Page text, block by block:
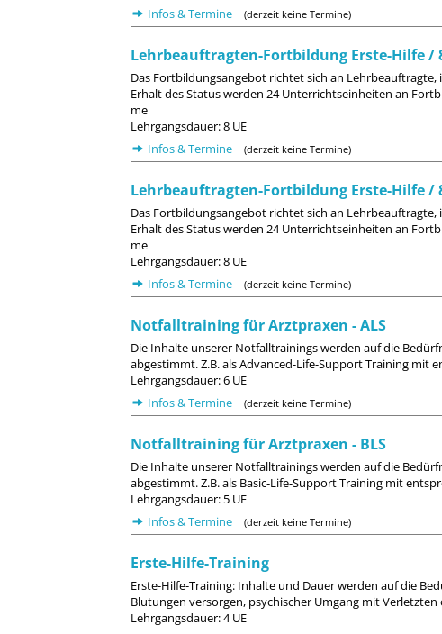
Infos & Termine
(derzeit keine Termine)
Lehrbeauftragten-Fortbildung Erste-Hilfe
Das Fortbildungsangebot richtet sich an
Erhalt des Status werden 24 Unterrichtseinheiten an
me
Lehrgangsdauer: 8 UE
Infos & Termine
(derzeit keine Termine)
Lehrbeauftragten-Fortbildung Erste-Hilfe
Das Fortbildungsangebot richtet sich an
Erhalt des Status werden 24 Unterrichtseinheiten an
me
Lehrgangsdauer: 8 UE
Infos & Termine
(derzeit keine Termine)
Notfalltraining für Arztpraxen - ALS
Die Inhalte unserer Notfalltrainings werden auf die
abgestimmt. Z.B. als Advanced-Life-Support Training mit
Lehrgangsdauer: 6 UE
Infos & Termine
(derzeit keine Termine)
Notfalltraining für Arztpraxen - BLS
Die Inhalte unserer Notfalltrainings werden auf die
abgestimmt. Z.B. als Basic-Life-Support Training mit
Lehrgangsdauer: 5 UE
Infos & Termine
(derzeit keine Termine)
Erste-Hilfe-Training
Erste-Hilfe-Training: Inhalte und Dauer werden auf die
Blutungen versorgen, psychischer Umgang mit Verletzten
Lehrgangsdauer: 4 UE